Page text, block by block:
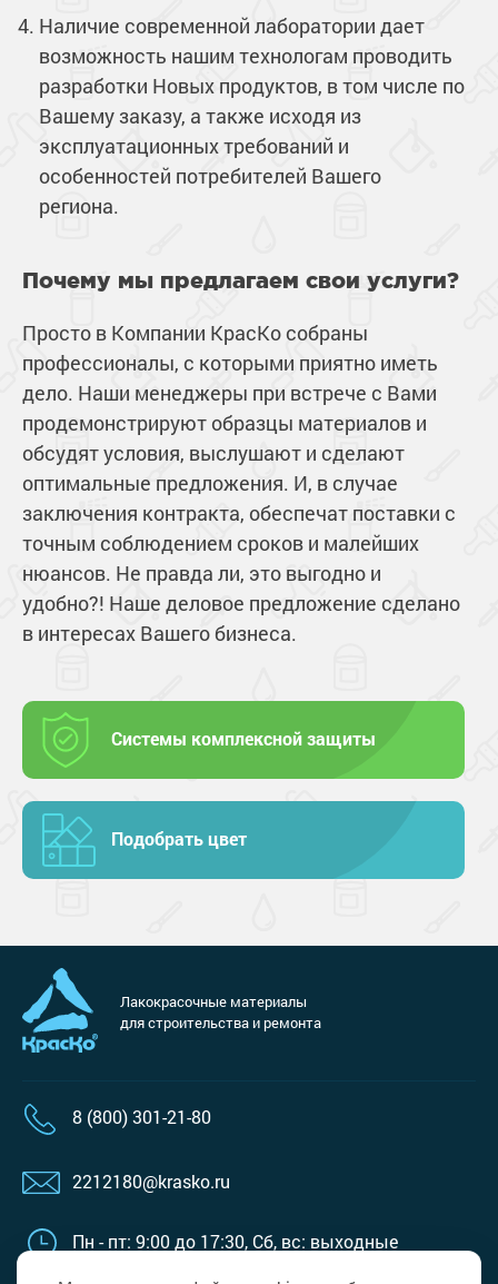
Наличие современной лаборатории дает
возможность нашим технологам проводить
разработки Новых продуктов, в том числе по
Вашему заказу, а также исходя из
эксплуатационных требований и
особенностей потребителей Вашего
региона.
Почему мы предлагаем свои услуги?
Просто в Компании КрасКо собраны
профессионалы, с которыми приятно иметь
дело. Наши менеджеры при встрече с Вами
продемонстрируют образцы материалов и
обсудят условия, выслушают и сделают
оптимальные предложения. И, в случае
заключения контракта, обеспечат поставки с
точным соблюдением сроков и малейших
нюансов. Не правда ли, это выгодно и
удобно?! Наше деловое предложение сделано
в интересах Вашего бизнеса.
Системы комплексной защиты
Подобрать цвет
Лакокрасочные материалы
для строительства и ремонта
8 (800) 301-21-80
2212180@krasko.ru
Пн - пт: 9:00 до 17:30, Сб, вс: выходные